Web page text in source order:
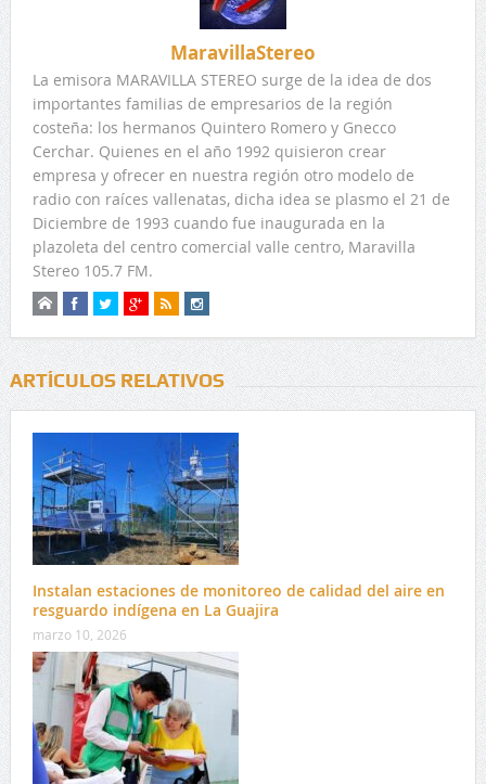
MaravillaStereo
La emisora MARAVILLA STEREO surge de la idea de dos
importantes familias de empresarios de la región
costeña: los hermanos Quintero Romero y Gnecco
Cerchar. Quienes en el año 1992 quisieron crear
empresa y ofrecer en nuestra región otro modelo de
radio con raíces vallenatas, dicha idea se plasmo el 21 de
Diciembre de 1993 cuando fue inaugurada en la
plazoleta del centro comercial valle centro, Maravilla
Stereo 105.7 FM.
ARTÍCULOS RELATIVOS
Instalan estaciones de monitoreo de calidad del aire en
resguardo indígena en La Guajira
marzo 10, 2026